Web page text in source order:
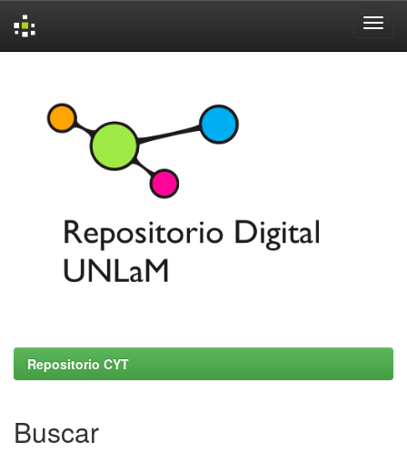
Repositorio CYT
Buscar